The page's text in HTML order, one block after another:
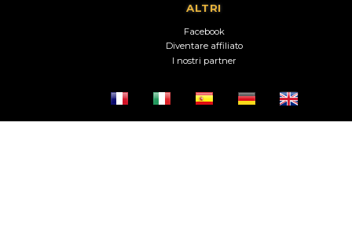
ALTRI
Facebook
Diventare affiliato
I nostri partner